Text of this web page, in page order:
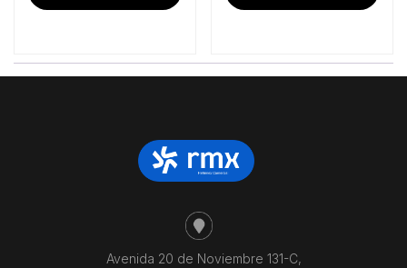
$56,873.28.
$54,740.52.
$42,403.45.
Avenida 20 de Noviembre 131-C,